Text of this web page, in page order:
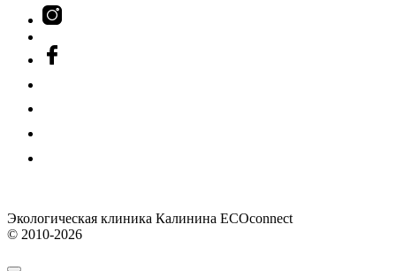
Экологическая клиника Калинина ECOconnect
© 2010-2026